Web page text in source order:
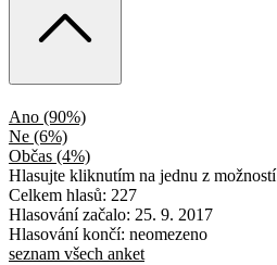
Ano (90%)
Ne (6%)
Občas (4%)
Hlasujte kliknutím na jednu z možností
Celkem hlasů: 227
Hlasování začalo: 25. 9. 2017
Hlasování končí: neomezeno
seznam všech anket